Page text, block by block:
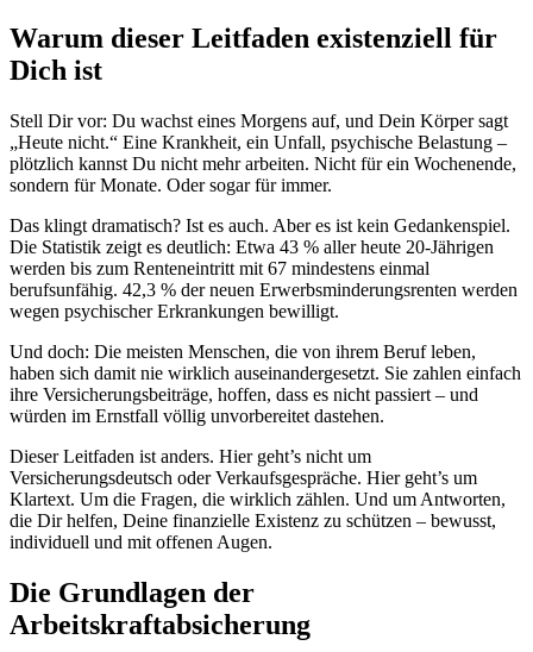
Warum dieser Leitfaden existenziell für
Dich ist
Stell Dir vor: Du wachst eines Morgens auf, und Dein Körper sagt
„Heute nicht.“ Eine Krankheit, ein Unfall, psychische Belastung –
plötzlich kannst Du nicht mehr arbeiten. Nicht für ein Wochenende,
sondern für Monate. Oder sogar für immer.
Das klingt dramatisch? Ist es auch. Aber es ist kein Gedankenspiel.
Die Statistik zeigt es deutlich: Etwa 43 % aller heute 20-Jährigen
werden bis zum Renteneintritt mit 67 mindestens einmal
berufsunfähig. 42,3 % der neuen Erwerbsminderungsrenten werden
wegen psychischer Erkrankungen bewilligt.
Und doch: Die meisten Menschen, die von ihrem Beruf leben,
haben sich damit nie wirklich auseinandergesetzt. Sie zahlen einfach
ihre Versicherungsbeiträge, hoffen, dass es nicht passiert – und
würden im Ernstfall völlig unvorbereitet dastehen.
Dieser Leitfaden ist anders. Hier geht’s nicht um
Versicherungsdeutsch oder Verkaufsgespräche. Hier geht’s um
Klartext. Um die Fragen, die wirklich zählen. Und um Antworten,
die Dir helfen, Deine finanzielle Existenz zu schützen – bewusst,
individuell und mit offenen Augen.
Die Grundlagen der
Arbeitskraftabsicherung